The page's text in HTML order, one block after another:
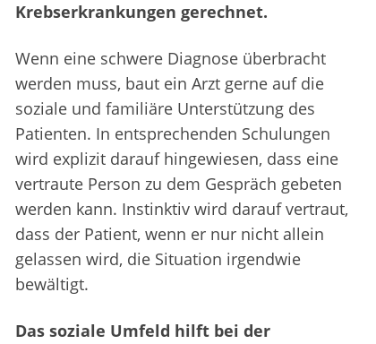
Krebserkrankungen gerechnet.
Wenn eine schwere Diagnose überbracht
werden muss, baut ein Arzt gerne auf die
soziale und familiäre Unterstützung des
Patienten. In entsprechenden Schulungen
wird explizit darauf hingewiesen, dass eine
vertraute Person zu dem Gespräch gebeten
werden kann. Instinktiv wird darauf vertraut,
dass der Patient, wenn er nur nicht allein
gelassen wird, die Situation irgendwie
bewältigt.
Das soziale Umfeld hilft bei der